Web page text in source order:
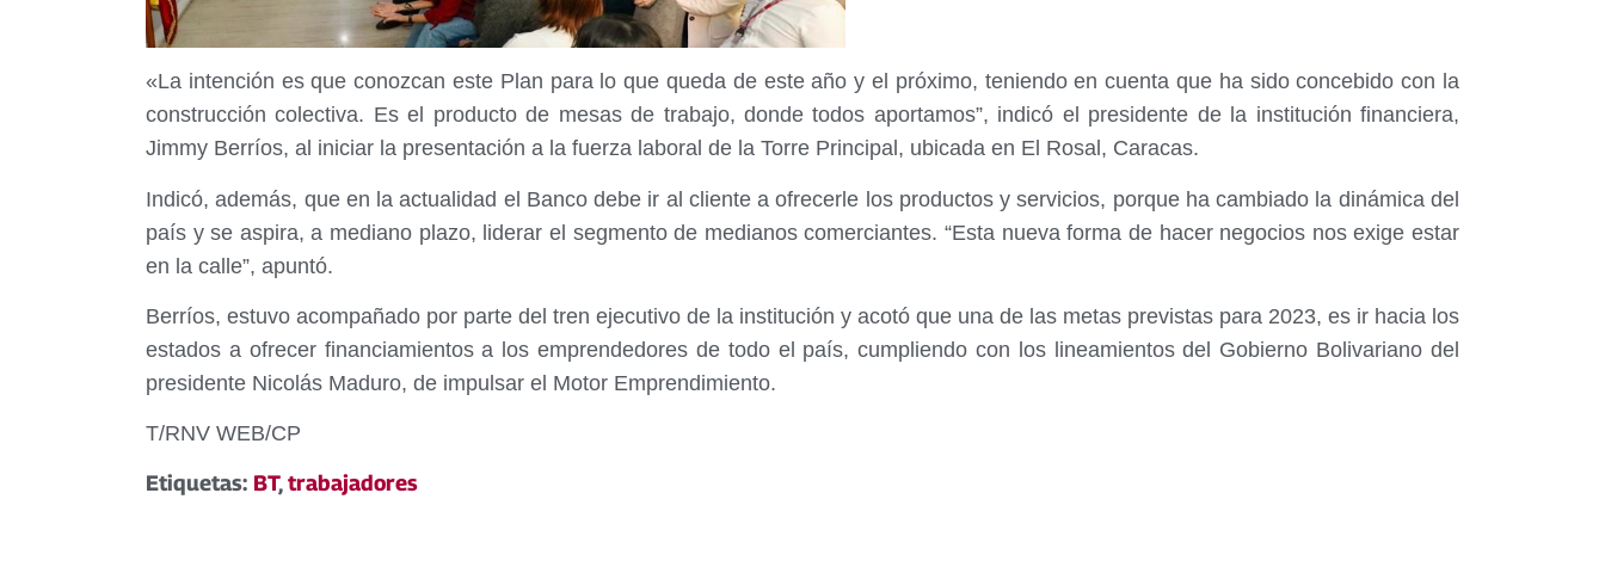
«La intención es que conozcan este Plan para lo que queda de este año y el próximo, teniendo en cuenta que ha sido concebido con la
construcción colectiva. Es el producto de mesas de trabajo, donde todos aportamos”, indicó el presidente de la institución financiera,
Jimmy Berríos, al iniciar la presentación a la fuerza laboral de la Torre Principal, ubicada en El Rosal, Caracas.
Indicó, además, que en la actualidad el Banco debe ir al cliente a ofrecerle los productos y servicios, porque ha cambiado la dinámica del
país y se aspira, a mediano plazo, liderar el segmento de medianos comerciantes. “Esta nueva forma de hacer negocios nos exige estar
en la calle”, apuntó.
Berríos, estuvo acompañado por parte del tren ejecutivo de la institución y acotó que una de las metas previstas para 2023, es ir hacia los
estados a ofrecer financiamientos a los emprendedores de todo el país, cumpliendo con los lineamientos del Gobierno Bolivariano del
presidente Nicolás Maduro, de impulsar el Motor Emprendimiento.
T/RNV WEB/CP
Etiquetas: BT,trabajadores